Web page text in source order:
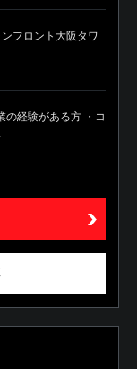
フロント大阪タワ
の経験がある方 ・コ